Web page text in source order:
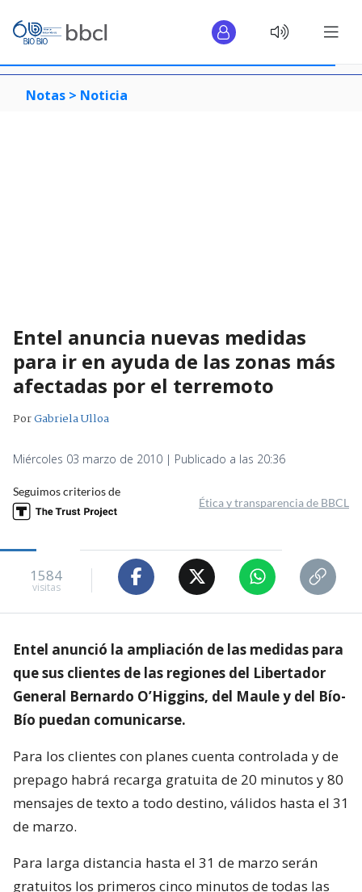
Notas > Noticia
Entel anuncia nuevas medidas
para ir en ayuda de las zonas más
afectadas por el terremoto
PorGabriela Ulloa
Miércoles 03 marzo de 2010 | Publicado a las 20:36
Seguimos criterios de
Ética y transparencia de BBCL
1584
visitas
Entel anunció la ampliación de las medidas para
que sus clientes de las regiones del Libertador
General Bernardo O’Higgins, del Maule y del Bío-
Bío puedan comunicarse.
Para los clientes con planes cuenta controlada y de
prepago habrá recarga gratuita de 20 minutos y 80
mensajes de texto a todo destino, válidos hasta el 31
de marzo.
Para larga distancia hasta el 31 de marzo serán
gratuitos los primeros cinco minutos de todas las